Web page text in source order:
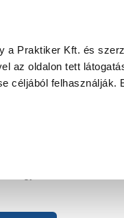
a Praktiker Kft. és
az oldalon tett
céljából felhasználják.